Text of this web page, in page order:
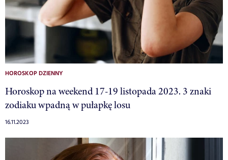
HOROSKOP DZIENNY
Horoskop na weekend 17-19 listopada 2023. 3 znaki
zodiaku wpadną w pułapkę losu
16.11.2023